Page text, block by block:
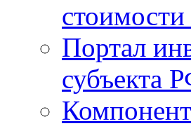
Портал
субъекта